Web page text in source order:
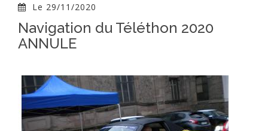
Le 29/11/2020
Navigation du Téléthon 2020
ANNULE